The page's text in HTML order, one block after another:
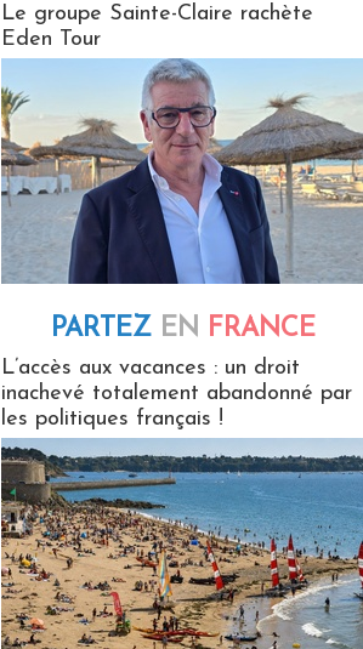
Le groupe Sainte-Claire rachète
Eden Tour
PARTEZ EN FRANCE
L’accès aux vacances : un droit
inachevé totalement abandonné par
les politiques français !